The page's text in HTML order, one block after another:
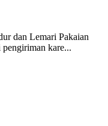
dan Lemari Pakaian
kare...
dan p...